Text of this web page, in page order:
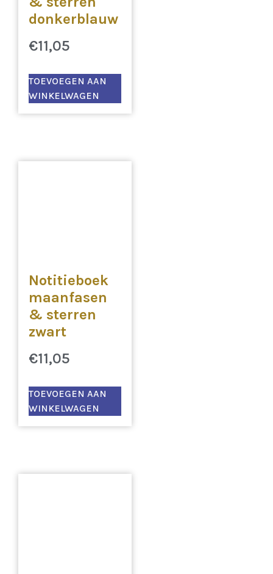
donkerblauw
€11,05
TOEVOEGEN AAN
WINKELWAGEN
Notitieboek
maanfasen
& sterren
zwart
€11,05
TOEVOEGEN AAN
WINKELWAGEN